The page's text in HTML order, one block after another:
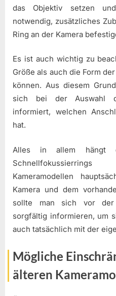
das Objektiv setzen
notwendig, zusätzliches
Ring an der Kamera
Es ist auch wichtig zu
Größe als auch die Form
können. Aus diesem
sich bei der Auswahl
informiert, welchen
hat.
Alles in allem hängt
Kameramodellen
Kamera und dem
sollte man sich vor der
sorgfältig informieren, um
auch tatsächlich mit der
Mögliche
älteren